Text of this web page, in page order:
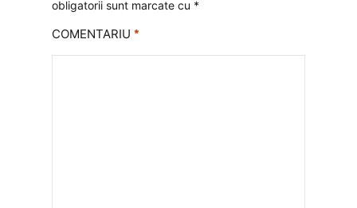
obligatorii sunt marcate cu *
COMENTARIU *